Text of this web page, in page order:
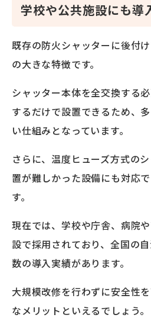
学校や公共施設にも導
既存の防火シャッターに後付
の大きな特徴です。
シャッター本体を全交換する
するだけで設置できるため、
い仕組みとなっています。
さらに、温度ヒューズ方式の
置が難しかった設備にも対応
す。
現在では、学校や庁舎、病院
設で採用されており、全国の
数の導入実績があります。
大規模改修を行わずに安全性
なメリットといえるでしょう。